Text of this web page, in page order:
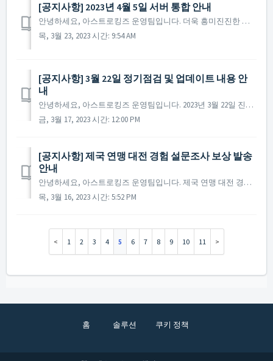
[공지사항] 2023년 4월 5일 서버 통합 안내
안녕하세요, 아스트로킹즈 운영팀입니다. 더욱 흥미진진한 게임 환경을 제공하기 위해 2023년 4월 5일 서버 통합이 진행됨을 안내해 드립니다. ▶ Galaxy #48 + #50 서버 통합 안내 ※ 2021년부터 진행되는 서버 통합은 통합 서버를 대상으로 통합...
목, 3월 23, 2023 시간: 9:54 AM
[공지사항] 3월 22일 정기점검 및 업데이트 내용 안
내
안녕하세요, 아스트로킹즈 운영팀입니다. 2023년 3월 22일 진행될 정기점검과 업데이트 내용에 대해 안내해 드립니다. ※ 해당 공지는 사전 공지이기에 일부 내용이 변경될 수 있으며, 변경 시 미리 공지를 통해 안내해 드릴 예정입니다. ▶ 2023년 3...
금, 3월 17, 2023 시간: 12:00 PM
[공지사항] 제국 연맹 대전 경험 설문조사 보상 발송
안내
안녕하세요, 아스트로킹즈 운영팀입니다. 제국 연맹 대전 경험 설문조사의 많은 참여에 감사드리며, 설문조사 참여 보상의 발송이 완료되었습니다. 설문조사에 참여하신 사령관님 중 보상을 위한 사령관명의 오기입 등으로 보상을 보내드리지 못하는 사령관님이 일부 계셔서 안내 ...
목, 3월 16, 2023 시간: 5:52 PM
1 2 3 4 5 6 7 8 9 10 11
홈 솔루션 쿠키 정책